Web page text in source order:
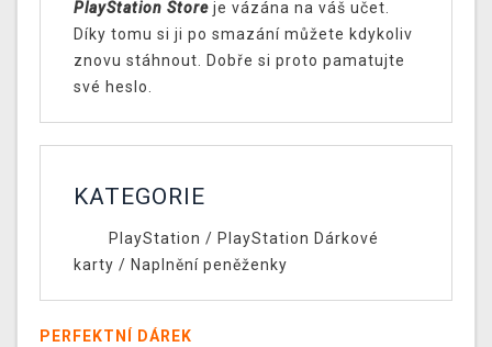
PlayStation Store je vázána na váš učet.
Díky tomu si ji po smazání můžete kdykoliv
znovu stáhnout. Dobře si proto pamatujte
své heslo.
KATEGORIE
PlayStation / PlayStation Dárkové
karty / Naplnění peněženky
PERFEKTNÍ DÁREK